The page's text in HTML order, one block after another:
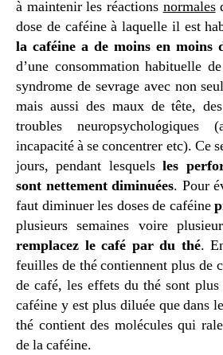
à maintenir les réactions normales
dose de caféine à laquelle il est
la caféine a de moins en moins
d’une consommation habituelle
syndrome de sevrage avec non
mais aussi des maux de tête,
troubles neuropsychologiques
incapacité à se concentrer etc). Ce
jours, pendant lesquelsles
sont nettement diminuées. Pour
faut diminuer les doses de caféine
plusieurs semaines voire
remplacez le café par du thé.
feuilles de thé contiennent plus de
de café, les effets du thé sont
caféine y est plus diluée que dans
thé contient des molécules qui
de la caféine.